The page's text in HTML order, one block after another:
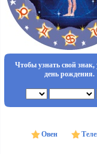
Чтобы узнать свой
день рождения.
Овен